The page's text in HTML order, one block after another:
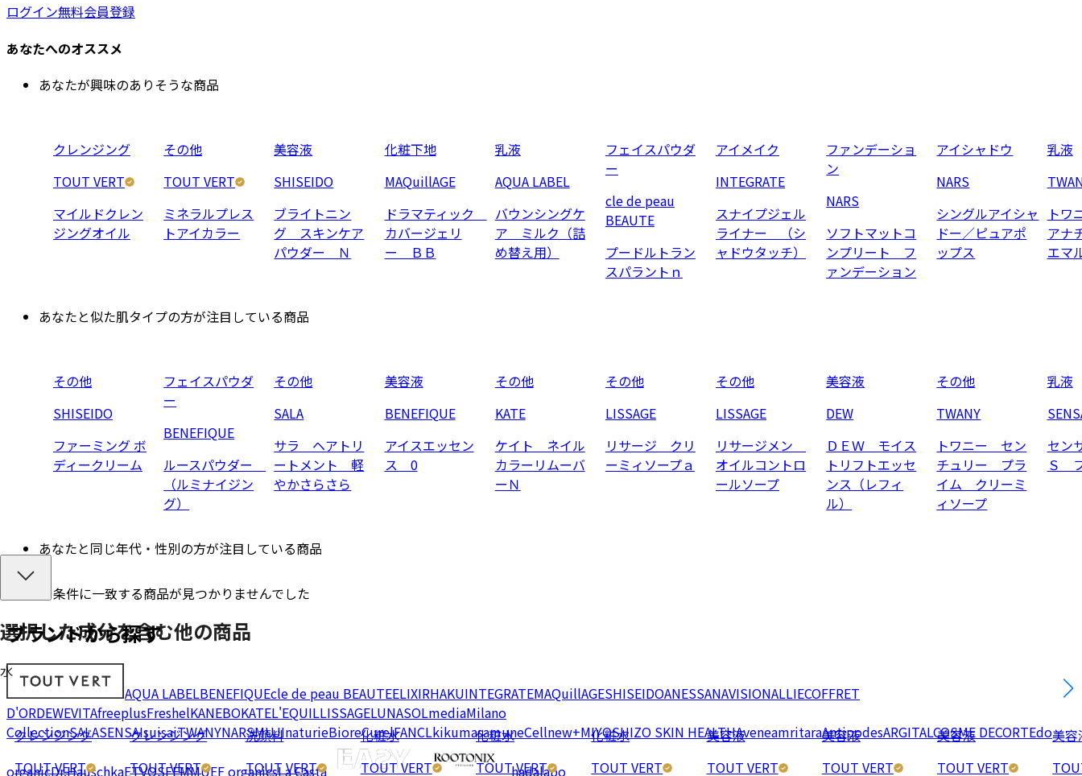
選択した成分を含む他の商品
水
クレンジング
TOUT VERT
クレンジング
TOUT VERT
洗顔料
TOUT VERT
化粧水
TOUT VERT
化粧水
TOUT VERT
化粧水
TOUT VERT
美容液
TOUT VERT
美容液
TOUT VERT
美容液
TOUT VERT
美容
ログイン無料会員登録
あなたへのオススメ
あなたが興味のありそうな商品
クレンジング
TOUT VERT
マイルドクレン
ジングオイル
その他
TOUT VERT
ミネラルプレス
トアイカラー
美容液
SHISEIDO
ブライトニン
グ スキンケア
パウダー Ｎ
化粧下地
MAQuillAGE
ドラマティック
カバージェリ
ー ＢＢ
乳液
AQUA LABEL
バウンシングケ
ア ミルク（詰
め替え用）
フェイスパウダ
ー
cle de peau
BEAUTE
プードルトラン
スパラントｎ
アイメイク
INTEGRATE
スナイプジェル
ライナー （シ
ャドウタッチ）
ファンデーショ
ン
NARS
ソフトマットコ
ンプリート フ
ァンデーション
アイシャドウ
NARS
シングルアイシャ
ドー／ピュアポ
ップス
乳液
ト
アナ
エマ
あなたと似た肌タイプの方が注目している商品
その他
SHISEIDO
ファーミング ボ
ディークリーム
フェイスパウダ
ー
BENEFIQUE
ルースパウダー
（ルミナイジン
グ）
その他
SALA
サラ ヘアトリ
ートメント 軽
やかさらさら
美容液
BENEFIQUE
アイスエッセン
ス 0
その他
KATE
ケイト ネイル
カラーリムーバ
ーＮ
その他
LISSAGE
リサージ クリ
ーミィソープａ
その他
LISSAGE
リサージメン
オイルコントロ
ールソープ
美容液
DEW
ＤＥＷ モイス
トリフトエッセ
ンス（レフィ
ル）
その他
TWANY
トワニー セン
チュリー プラ
イム クリーミ
ィソープ
乳液
セン
Ｓ
あなたと同じ年代・性別の方が注目している商品
条件に一致する商品が見つかりませんでした
ブランドから探す
AQUA LABELBENEFIQUEcle de peau BEAUTEELIXIRHAKUINTEGRATEMAQuillAGESHISEIDOANESSANAVISIONALLIECOFFRET
D'ORDEWEVITAfreeplusFreshelKANEBOKATEL'EQUILLISSAGELUNASOLmediaMilano
CollectionSALASENSAIsuisaiTWANYNARSMUJInaturieBioreCurelFANCLkikumasamuneCellnew+MIYOSHIZO SKIN HEALTHAveneamritaraAntipodesARGITALCOSME DECORTEdo
organicDr.HauschkaETVOSFEMMUEF organicsLa Casta hadalabo